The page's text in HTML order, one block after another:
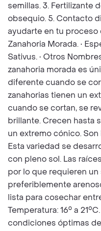
semillas. 3. Fertilizante
obsequio. 5. Contacto
ayudarte en tu proceso
Zanahoria Morada. •
Sativus. • Otros
zanahoria morada es
diferente cuando se
zanahorias tienen un
cuando se cortan, se
brillante. Crecen hasta
un extremo cónico.
Esta variedad se
con pleno sol. Las
por lo que requieren
preferiblemente
lista para cosechar
Temperatura: 16° a
condiciones óptimas